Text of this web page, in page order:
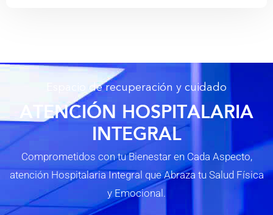
Espacio de recuperación y cuidado
ATENCIÓN HOSPITALARIA
INTEGRAL
Comprometidos con tu Bienestar en Cada Aspecto,
atención Hospitalaria Integral que Abraza tu Salud Física
y Emocional.